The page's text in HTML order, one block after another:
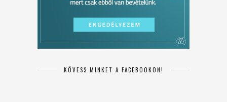
KÖVESS MINKET A FACEBOOKON!